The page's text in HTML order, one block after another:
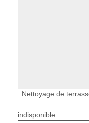
Nettoyage de
indisponible